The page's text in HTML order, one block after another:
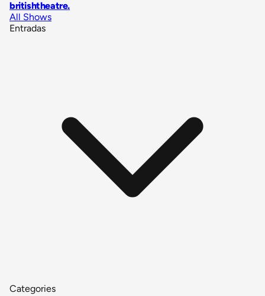
britishtheatre.
All Shows
Entradas
Categories